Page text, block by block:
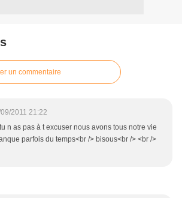
un commentaire
2011 21:22
n as pas à t excuser nous avons tous notre vie
parfois du temps<br /> bisous<br /> <br />